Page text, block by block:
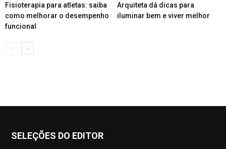
Fisioterapia para atletas: saiba
como melhorar o desempenho
funcional
Arquiteta dá dicas para
iluminar bem e viver melhor
SELEÇÕES DO EDITOR